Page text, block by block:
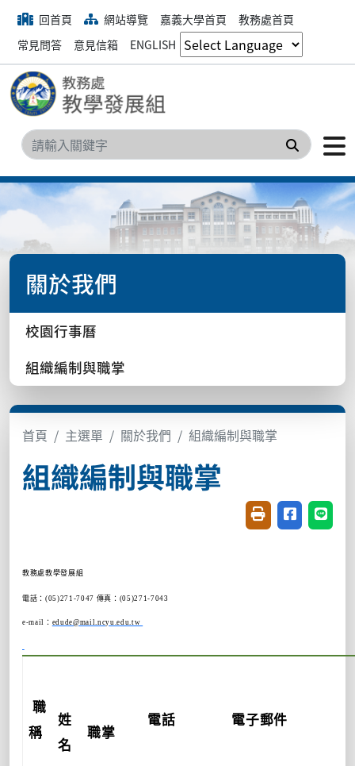
回首頁 網站導覽 嘉義大學首頁
教務處首頁
常見問答
意見信箱 ENGLISH
搜尋
關於我們
校園行事曆
組織編制與職掌
首頁 主選單 關於我們 組織編制與職掌
組織編制與職掌
友善列印(開新視
分享至臉書
分享
教務處教學發展組
電話：(05)271-7047 傳真：(05)271-7043
e-mail： edude@mail.ncyu.edu.tw
職
稱
姓
名
職掌
電話 電子郵件